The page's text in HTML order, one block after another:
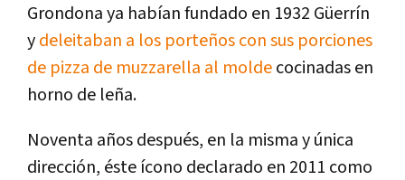
Grondona ya habían fundado en 1932 Güerrín
ydeleitaban a los porteños con sus porciones
de pizza de muzzarella al moldecocinadas en
horno de leña.
Noventa años después, en la misma y única
dirección, éste ícono declarado en 2011 como